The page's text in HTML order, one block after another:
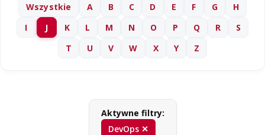
Wszystkie A B C D E F G
H
I
J K L M N O P Q R
S
T
U V W X Y Z
Aktywne filtry:
DevOps ✕